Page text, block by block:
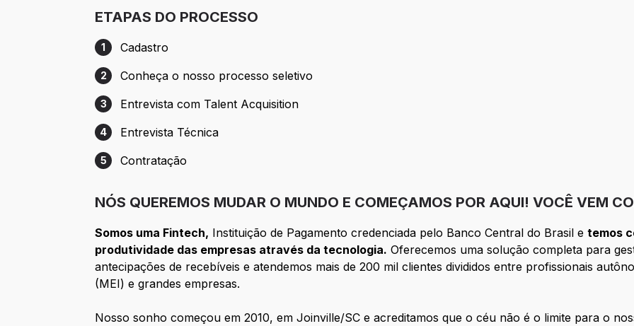
ETAPAS DO PROCESSO
Etapa 1: Cadastro
1 Cadastro
Etapa 2: Conheça o nosso processo seletivo
2 Conheça o nosso processo seletivo
Etapa 3: Entrevista com Talent Acquisition
3 Entrevista com Talent Acquisition
Etapa 4: Entrevista Técnica
4 Entrevista Técnica
Etapa 5: Contratação
5 Contratação
NÓS QUEREMOS MUDAR O MUNDO E COMEÇAMOS POR AQUI! VOCÊ VEM
Somos uma Fintech, Instituição de Pagamento credenciada pelo Banco Central do Brasil etemos
produtividade das empresas através da tecnologia. Oferecemos uma solução completa para
antecipações de recebíveis e atendemos mais de 200 mil clientes divididos entre profissionais
(MEI) e grandes empresas.
Nosso sonho começou em 2010, em Joinville/SC e acreditamos que o céu não é o limite para o